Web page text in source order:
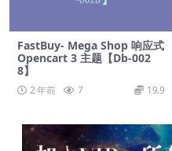
FastBuy- Mega Shop 响应式
Opencart 3 主题【Db-002
8】
2 年前 7 19.9